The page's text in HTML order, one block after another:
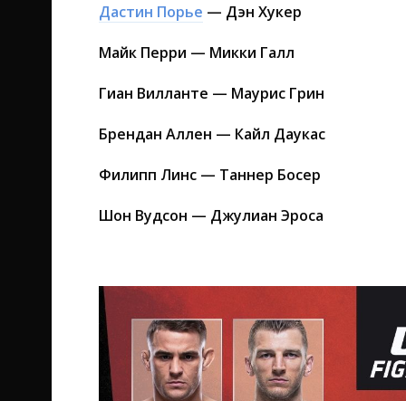
Дастин Порье — Дэн Хукер
Майк Перри — Микки Галл
Гиан Вилланте — Маурис Грин
Брендан Аллен — Кайл Даукас
Филипп Линс — Таннер Босер
Шон Вудсон — Джулиан Эроса